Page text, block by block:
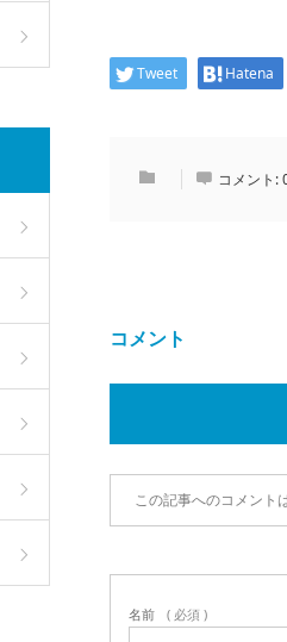
Tweet Hatena
コメント:
コメント
この記事へのコメント
名前 ( 必須 )